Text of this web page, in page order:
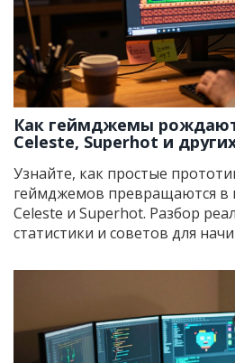
Как геймджемы
Celeste, Superhot и
Узнайте, как простые
геймджемов превращаются в
Celeste и Superhot. Разбор
статистики и советов для